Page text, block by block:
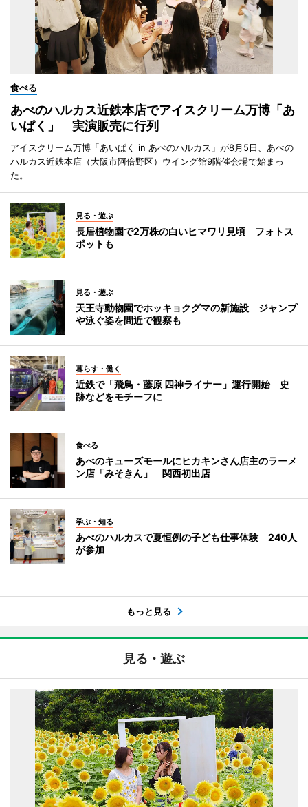
食べる
あべのハルカス近鉄本店でアイスクリーム万博「あ
いぱく」 実演販売に行列
アイスクリーム万博「あいぱく in あべのハルカス」が8月5日、あべの
ハルカス近鉄本店（大阪市阿倍野区）ウイング館9階催会場で始まっ
た。
見る・遊ぶ
長居植物園で2万株の白いヒマワリ見頃 フォトス
ポットも
見る・遊ぶ
天王寺動物園でホッキョクグマの新施設 ジャンプ
や泳ぐ姿を間近で観察も
暮らす・働く
近鉄で「飛鳥・藤原 四神ライナー」運行開始 史
跡などをモチーフに
食べる
あべのキューズモールにヒカキンさん店主のラーメ
ン店「みそきん」 関西初出店
学ぶ・知る
あべのハルカスで夏恒例の子ども仕事体験 240人
が参加
もっと見る
見る・遊ぶ